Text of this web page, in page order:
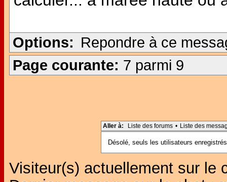
Options: Repondre à ce
Page courante: 7 parmi 9
Aller à: Liste des forums • Liste des
Désolé, seuls les utilisateurs
Visiteur(s) actuellement sur le